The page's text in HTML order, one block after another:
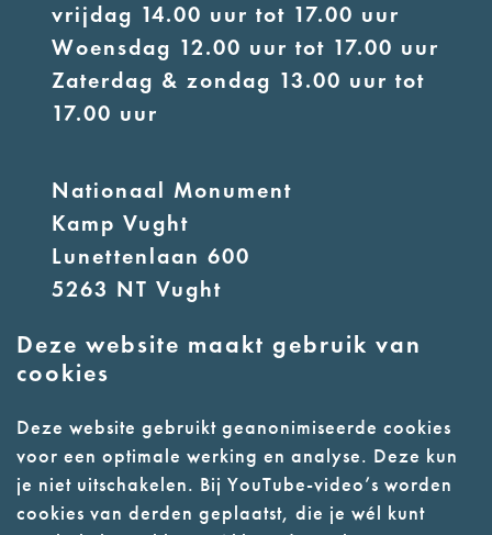
Deze website maakt gebruik van
cookies
Deze website gebruikt geanonimiseerde cookies
voor een optimale werking en analyse. Deze kun
je niet uitschakelen. Bij YouTube-video’s worden
cookies van derden geplaatst, die je wél kunt
vrijdag 14.00 uur tot 17.00 uur
Woensdag 12.00 uur tot 17.00 uur
Zaterdag & zondag 13.00 uur tot
17.00 uur
Nationaal Monument
Kamp Vught
Lunettenlaan 600
5263 NT Vught
E:info@nmkampvught.nl
- Parkeer in de vakken of in de
parkeergarage (begane grond)